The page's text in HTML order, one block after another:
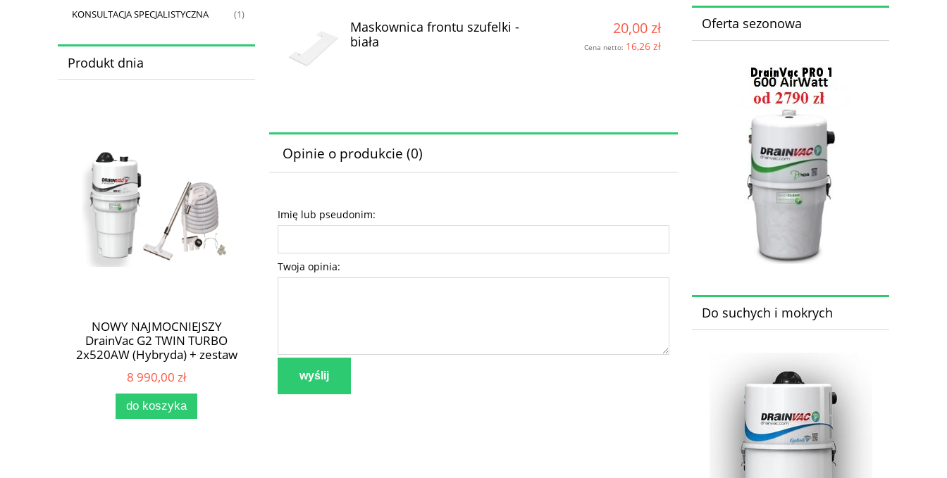
KONSULTACJA SPECJALISTYCZNA (1)
Produkt dnia
NOWY NAJMOCNIEJSZY
DrainVac G2 TWIN TURBO
2x520AW (Hybryda) + zestaw
akcesoriów ON/OFF MAX 9m
8 990,00 zł
do koszyka
Maskownica frontu szufelki -
biała
20,00 zł
Cena netto: 16,26 zł
Opinie o produkcie (0)
Imię lub pseudonim:
Twoja opinia:
wyślij
Oferta sezonowa
Do suchych i mokrych